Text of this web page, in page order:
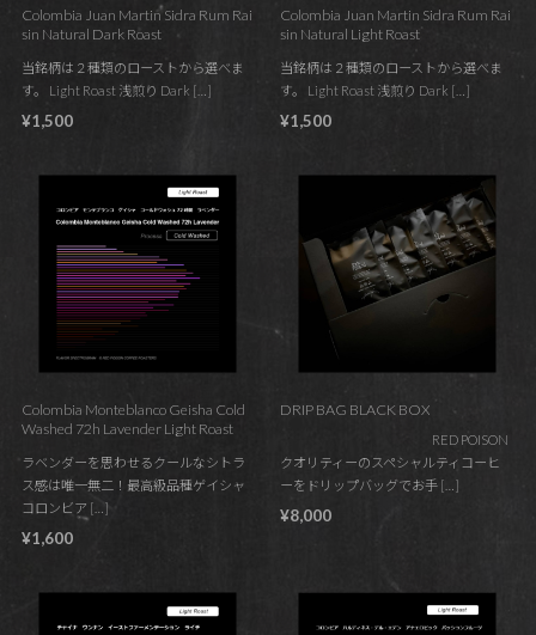
Colombia Juan Martin Sidra Rum Rai
sin Natural Dark Roast
当銘柄は２種類のローストから選べま
す。 Light Roast 浅煎り Dark […]
¥1,500
Colombia Juan Martin Sidra Rum Rai
sin Natural Light Roast
当銘柄は２種類のローストから選べま
す。 Light Roast 浅煎り Dark […]
¥1,500
Colombia Monteblanco Geisha Cold
Washed 72h Lavender Light Roast
ラベンダーを思わせるクールなシトラ
ス感は唯一無二！最高級品種ゲイシャ
コロンビア […]
¥1,600
DRIP BAG BLACK BOX
RED POISON
クオリティーのスペシャルティコーヒ
ーをドリップバッグでお手 […]
¥8,000